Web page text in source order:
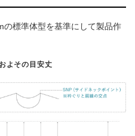
標準体型を基準にして製品作
よその目安丈